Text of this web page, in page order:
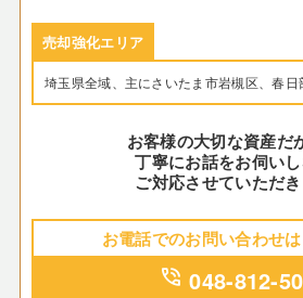
売却強化エリア
埼玉県全域、主にさいたま市岩槻区、春
お客様の大切な資産だ
丁寧にお話をお伺い
ご対応させていただき
お電話でのお問い合わせ
phone_in_talk 048-812-